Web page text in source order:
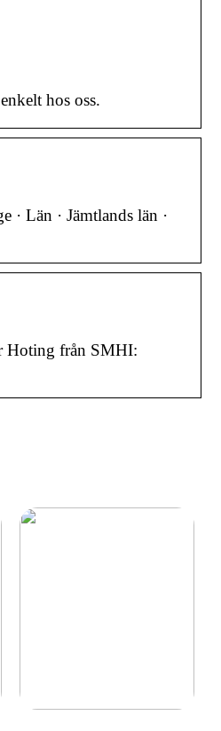
hos oss.
Län · Jämtlands län ·
Hoting från SMHI: